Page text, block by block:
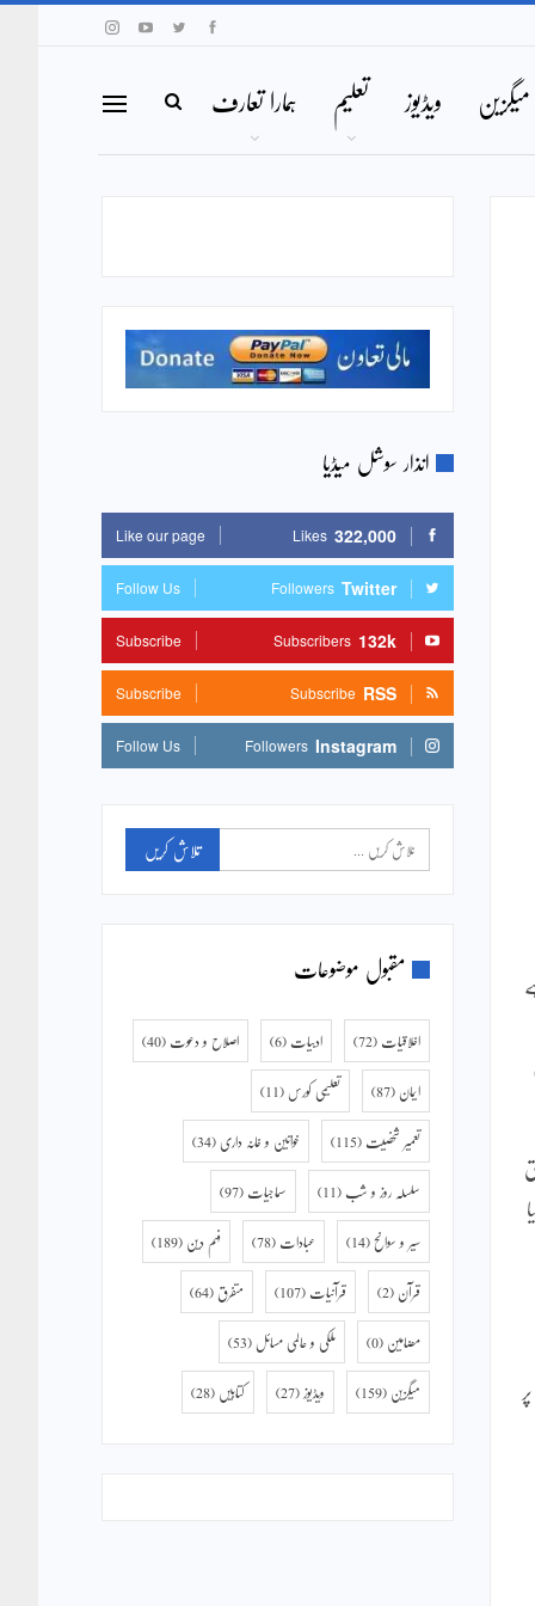
میگزین ویڈیوز تعلیم ہمارا تعارف
انذار سوشل میڈیا
322,000
Likes
Like our page
Twitter
Followers
Follow Us
132k
Subscribers
Subscribe
RSS
Subscribe
Subscribe
Instagram
Followers
Follow Us
مقبول موضوعات
اخلاقیات (72) ادبیات (6) اصلاح و دعوت (40)
ایمان (87) تعلیمی کورس (11)
تعمیر شخصیت (115) خواتین و خانہ داری (34)
سلسلہ روز و شب (11) سماجیات (97)
سیر و سوانح(14) عبادات (78) فہم دین (189)
قرآن (2) قرآنیات (107) متفرق (64)
مضامین (0) ملکی و عالمی مسائل (53)
میگزین (159) ویڈیوز (27) کتابیں (28)